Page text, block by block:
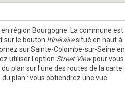
région Bourgogne. La commune est
sur le bouton Itinérairesitué en haut à
sur Sainte-Colombe-sur-Seine en
utiliser l'option Street Viewpour vous
plan sur l'une des routes de la carte.
plan : vous obtiendrez une vue